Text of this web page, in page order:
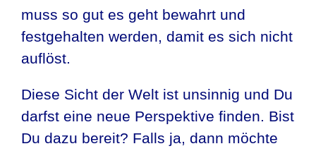
muss so gut es geht bewahrt und
festgehalten werden, damit es sich nicht
auflöst.
Diese Sicht der Welt ist unsinnig und Du
darfst eine neue Perspektive finden. Bist
Du dazu bereit? Falls ja, dann möchte